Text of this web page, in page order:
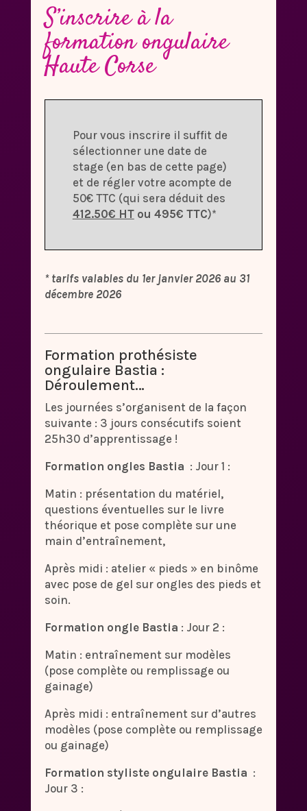
S’inscrire à la
formation ongulaire
Haute Corse
Pour vous inscrire il suffit de
sélectionner une date de
stage (en bas de cette page)
et de régler votre acompte de
50€ TTC (qui sera déduit des
412.50€ HTou 495€ TTC)*
* tarifs valables du 1er janvier 2026 au 31
décembre 2026
Formation prothésiste
ongulaire Bastia :
Déroulement…
Les journées s’organisent de la façon
suivante : 3 jours consécutifs soient
25h30 d’apprentissage !
Formation ongles Bastia : Jour 1 :
Matin : présentation du matériel,
questions éventuelles sur le livre
théorique et pose complète sur une
main d’entraînement,
Après midi : atelier « pieds » en binôme
avec pose de gel sur ongles des pieds et
soin.
Formation ongle Bastia : Jour 2 :
Matin : entraînement sur modèles
(pose complète ou remplissage ou
gainage)
Après midi : entraînement sur d’autres
modèles (pose complète ou remplissage
ou gainage)
Formation styliste ongulaire Bastia :
Jour 3 :